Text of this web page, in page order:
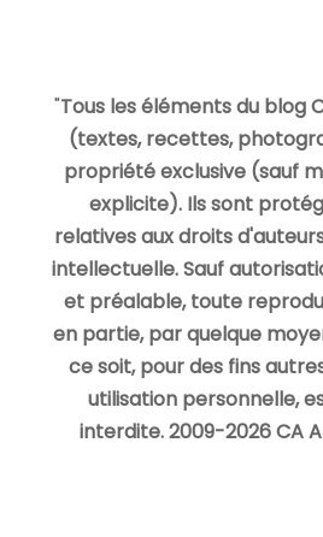
"Tous les éléments du blog
(textes, recettes,
propriété exclusive (sauf
explicite). Ils sont
relatives aux droits
intellectuelle. Sauf
et préalable, toute
en partie, par quelque
ce soit, pour des fins
utilisation personnelle,
interdite. 2009-2026 CA A